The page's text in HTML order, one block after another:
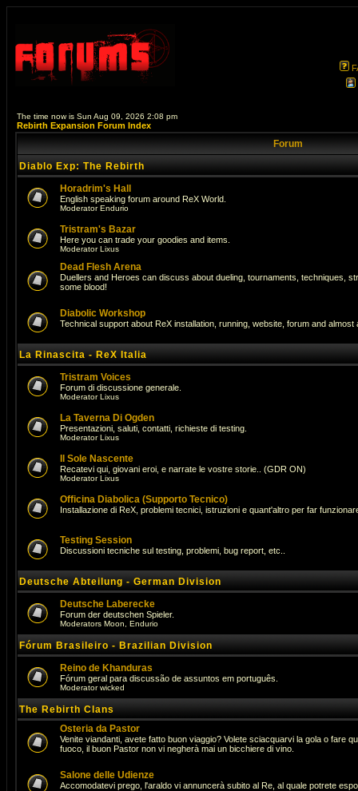
The time now is Sun Aug 09, 2026 2:08 pm
Rebirth Expansion Forum Index
Forum
Diablo Exp: The Rebirth
Horadrim's Hall
English speaking forum around ReX World.
ModeratorEndurio
Tristram's Bazar
Here you can trade your goodies and items.
ModeratorLixus
Dead Flesh Arena
Duellers and Heroes can discuss about dueling, tournaments, techniques,
some blood!
Diabolic Workshop
Technical support about ReX installation, running, website, forum and
La Rinascita - ReX Italia
Tristram Voices
Forum di discussione generale.
ModeratorLixus
La Taverna Di Ogden
Presentazioni, saluti, contatti, richieste di testing.
ModeratorLixus
Il Sole Nascente
Recatevi qui, giovani eroi, e narrate le vostre storie.. (GDR ON)
ModeratorLixus
Officina Diabolica (Supporto Tecnico)
Installazione di ReX, problemi tecnici, istruzioni e quant'altro per far
Testing Session
Discussioni tecniche sul testing, problemi, bug report, etc..
Deutsche Abteilung - German Division
Deutsche Laberecke
Forum der deutschen Spieler.
Moderators Moon Endurio
Fórum Brasileiro - Brazilian Division
Reino de Khanduras
Fórum geral para discussão de assuntos em português.
Moderatorwicked
The Rebirth Clans
Osteria da Pastor
Venite viandanti, avete fatto buon viaggio? Volete sciacquarvi la gola o fare
fuoco, il buon Pastor non vi negherà mai un bicchiere di vino.
Salone delle Udienze
Accomodatevi prego, l'araldo vi annuncerà subito al Re, al quale potrete